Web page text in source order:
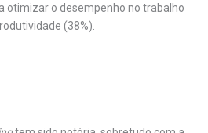
otimizar o desempenho no trabalho
(38%).